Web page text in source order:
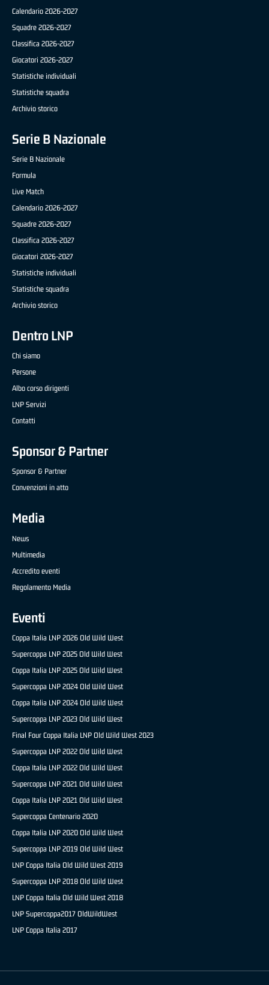
Calendario 2026-2027
Squadre 2026-2027
Classifica 2026-2027
Giocatori 2026-2027
Statistiche individuali
Statistiche squadra
Archivio storico
Serie B Nazionale
Serie B Nazionale
Formula
Live Match
Calendario 2026-2027
Squadre 2026-2027
Classifica 2026-2027
Giocatori 2026-2027
Statistiche individuali
Statistiche squadra
Archivio storico
Dentro LNP
Chi siamo
Persone
Albo corso dirigenti
LNP Servizi
Contatti
Sponsor & Partner
Sponsor & Partner
Convenzioni in atto
Media
News
Multimedia
Accredito eventi
Regolamento Media
Eventi
Coppa Italia LNP 2026 Old Wild West
Supercoppa LNP 2025 Old Wild West
Coppa Italia LNP 2025 Old Wild West
Supercoppa LNP 2024 Old Wild West
Coppa Italia LNP 2024 Old Wild West
Supercoppa LNP 2023 Old Wild West
Final Four Coppa Italia LNP Old Wild West 2023
Supercoppa LNP 2022 Old Wild West
Coppa Italia LNP 2022 Old Wild West
Supercoppa LNP 2021 Old Wild West
Coppa Italia LNP 2021 Old Wild West
Supercoppa Centenario 2020
Coppa Italia LNP 2020 Old Wild West
Supercoppa LNP 2019 Old Wild West
LNP Coppa Italia Old Wild West 2019
Supercoppa LNP 2018 Old Wild West
LNP Coppa Italia Old Wild West 2018
LNP Supercoppa2017 OldWildWest
LNP Coppa Italia 2017